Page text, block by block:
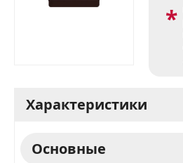
*
Характеристики
Основные